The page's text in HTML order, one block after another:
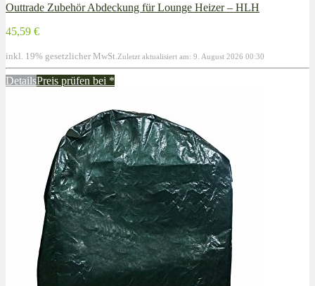
Outtrade Zubehör Abdeckung für Lounge Heizer – HLH
45,59 €
inkl. 19% gesetzlicher MwSt. Zuletzt aktualisiert am: 9. August 2026 00:30
DetailsPreis prüfen bei *